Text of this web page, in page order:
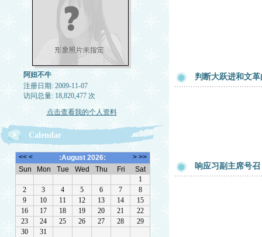
阿妞不牛
注册日期: 2009-11-07
访问总量: 18,820,477 次
点击查看我的个人资料
Calendar
判断大跃进和文
响应习副主席号